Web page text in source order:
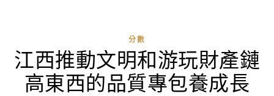
分數
江西推動文明和游玩財產鏈
高東西的品質專包養成長